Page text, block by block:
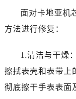
面对卡地亚机
方法进行修复：
1.清洁与干燥
擦拭表壳和表带上
彻底擦干手表表面